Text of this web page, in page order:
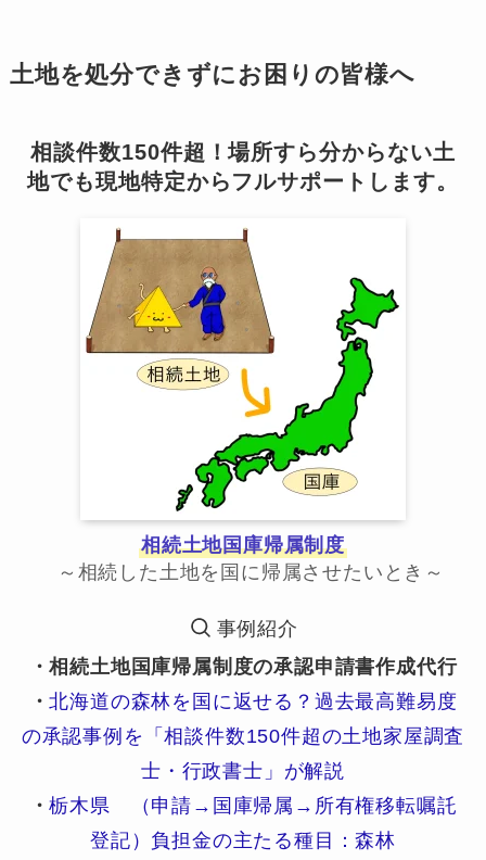
土地を処分できずにお困りの皆様へ
相談件数150件超！場所すら分からない土
地でも現地特定からフルサポートします。
相続土地国庫帰属制度
～相続した土地を国に帰属させたいとき～
事例紹介
・相続土地国庫帰属制度の承認申請書作成代行
・北海道の森林を国に返せる？過去最高難易度
の承認事例を「相談件数150件超の土地家屋調査
士・行政書士」が解説
・栃木県 （申請→国庫帰属→所有権移転嘱託
登記）負担金の主たる種目：森林